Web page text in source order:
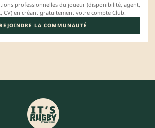
professionnelles du joueur (disponibilité, agent,
CV) en créant gratuitement votre compte Club.
REJOINDRE LA COMMUNAUTÉ